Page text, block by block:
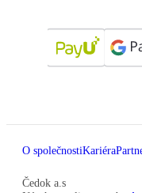
O společnostiKariéra
Čedok a.s